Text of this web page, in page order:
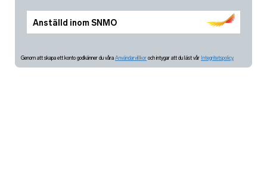
Anställd inom SNMO
Genom att skapa ett konto godkänner du våra Användarvillkor och intygar att du läst vår Integritetspolicy.